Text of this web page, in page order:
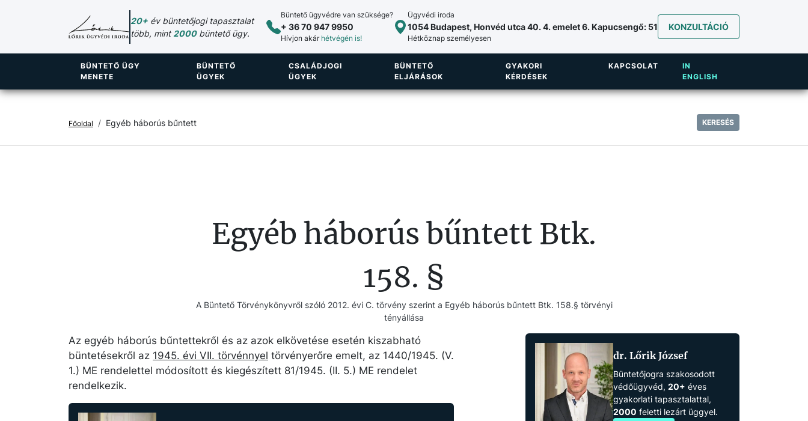
20+ év büntetőjogi tapasztalat
több, mint2000büntető ügy.
Büntető ügyvédre van szüksége?
+ 36 70 947 9950
Hívjon akár hétvégén is!
Ügyvédi iroda
1054 Budapest, Honvéd utca 40. 4. emelet 6. Kapucsengő: 51
Hétköznap személyesen
KONZULTÁCIÓ
IN
ENGLISH
BÜNTETŐ ÜGY
MENETE
BÜNTETŐ
ÜGYEK
CSALÁDJOGI
ÜGYEK
BÜNTETŐ
ELJÁRÁSOK
GYAKORI
KÉRDÉSEK
KAPCSOLAT
Főoldal Egyéb háborús bűntett KERESÉS
Egyéb háborús bűntett Btk.
158. §
A Büntető Törvénykönyvről szóló 2012. évi C. törvény szerint a Egyéb háborús bűntett Btk. 158.§ törvényi
tényállása
Az egyéb háborús bűntettekről és az azok elkövetése esetén kiszabható
büntetésekről az 1945. évi VII. törvénnyel törvényerőre emelt, az 1440/1945. (V.
1.) ME rendelettel módosított és kiegészített 81/1945. (II. 5.) ME rendelet
rendelkezik.
dr. Lőrik József
Büntetőjogra szakosodott
védőügyvéd, 20+ éves
gyakorlati tapasztalattal,
2000 feletti lezárt üggyel.